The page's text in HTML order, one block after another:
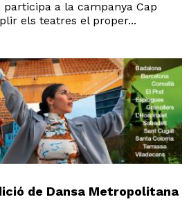
participa a la campanya Cap
els teatres el proper...
de Dansa Metropolitana